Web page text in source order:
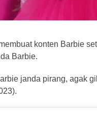
konten Barbie
Barbie.
janda pirang, agak